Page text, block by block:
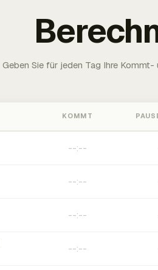
Geben Sie für jeden Tag Ihre
KOMMT